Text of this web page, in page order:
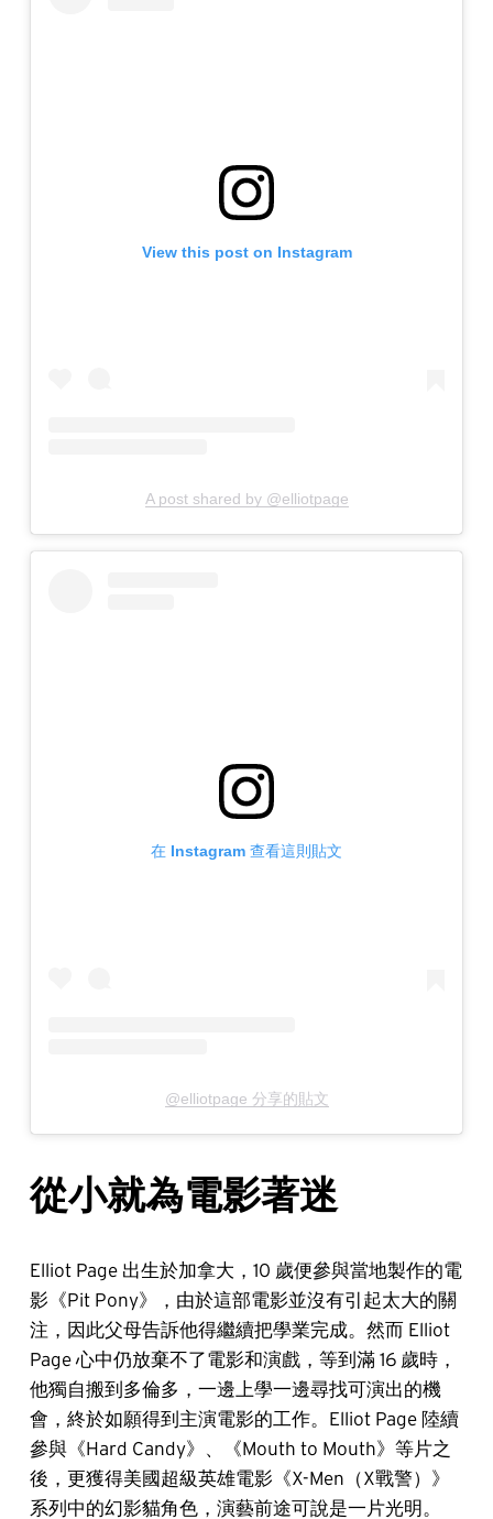
View this post on Instagram
A post shared by @elliotpage
在 Instagram 查看這則貼文
@elliotpage 分享的貼文
從小就為電影著迷
Elliot Page 出生於加拿大，10 歲便參與當地製作的電
影《Pit Pony》，由於這部電影並沒有引起太大的關
注，因此父母告訴他得繼續把學業完成。然而 Elliot
Page 心中仍放棄不了電影和演戲，等到滿 16 歲時，
他獨自搬到多倫多，一邊上學一邊尋找可演出的機
會，終於如願得到主演電影的工作。Elliot Page 陸續
參與《Hard Candy》、《Mouth to Mouth》等片之
後，更獲得美國超級英雄電影《X-Men（X戰警）》
系列中的幻影貓角色，演藝前途可說是一片光明。